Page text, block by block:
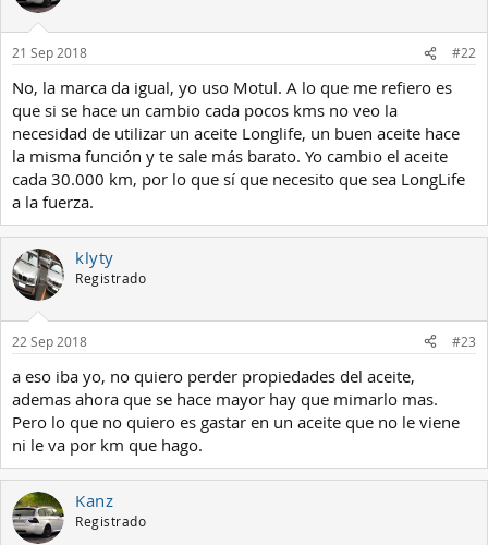
21 Sep 2018 #22
No, la marca da igual, yo uso Motul. A lo que me refiero es
que si se hace un cambio cada pocos kms no veo la
necesidad de utilizar un aceite Longlife, un buen aceite hace
la misma función y te sale más barato. Yo cambio el aceite
cada 30.000 km, por lo que sí que necesito que sea LongLife
a la fuerza.
klyty
Registrado
22 Sep 2018 #23
a eso iba yo, no quiero perder propiedades del aceite,
ademas ahora que se hace mayor hay que mimarlo mas.
Pero lo que no quiero es gastar en un aceite que no le viene
ni le va por km que hago.
Kanz
Registrado